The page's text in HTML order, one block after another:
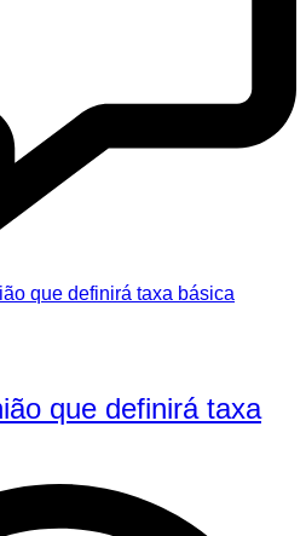
que definirá taxa